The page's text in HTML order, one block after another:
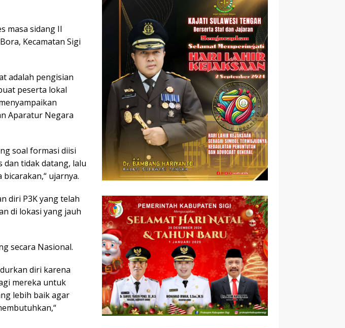
masa sidang II
Kecamatan Sigi
adalah pengisian
peserta lokal
Aparatur Negara
soal formasi diisi
tidak datang, lalu
ujarnya.
diri P3K yang telah
di lokasi yang jauh
secara Nasional.
diri karena
mereka untuk
lebih baik agar